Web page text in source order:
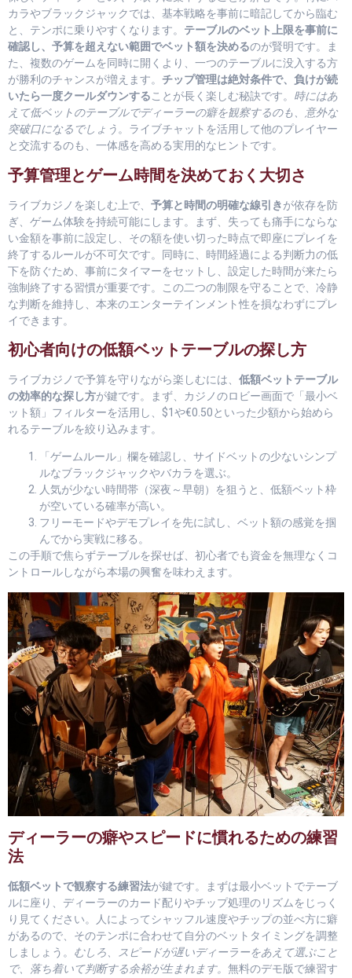
カラやブラックジャックでは、基本戦略を事前に暗記してから臨む
と、テンポに乗りやすくなります。 テーブルのベット上限を事前に
確認し、予算を超えない範囲でベット額を決めるのが賢明です。ま
た、複数のゲームを同時に開くより、一つのテーブルに没入する方
が勝利のチャンスが増えます。 チップ管理は絶対条件で、負けが続
いたら一度クールダウンすることが長く楽しむ秘訣です。 時にはあ
えて低ベットのテーブルでディーラーの癖を観察するのも、意外な
突破口になるでしょう。ライブチャットを活用して他のプレイヤー
と交流するのも、一体感を高める実用的なヒントです。
予算管理とゲーム時間を決めておく大切さ
ライブカジノを楽しむ上で、 予算と時間の明確な線引きが依存を防
ぎ、ゲーム体験を持続可能にします。まず、失っても痛手にならな
い金額を事前に設定し、その額を使い切った時点で即座にプレイを
終了するルールが不可欠です。同時に、時間経過による判断力の低
下を防ぐため、事前にタイマーをセットし、設定した時間が来たら
強制終了する習慣が重要です。この二つの制限を守ることで、冷静
な判断を維持し、本来のエンターテインメント性を損なわずにプレ
イできます。
初心者向けの低額ベットテーブルの探し方
ライブカジノで予算を守りながら楽しむには、 低額ベットテーブル
の効率的な探し方が鍵です。まず、カジノのロビー画面で「最小ベ
ット額」フィルターを活用し、$1や€0.50といった少額から始めら
れるテーブルを絞り込みます。
「ゲームルール」欄を確認し、サイドベットの少ないシンプ
ルなブラックジャックやバカラを選ぶ。
人気が少ない時間帯（深夜～早朝）を狙うと、低額ベット枠
が空いている確率が高い。
フリーモードやデモプレイを先に試し、ベット額の感覚を掴
んでから実戦に移る。
この手順で焦らずテーブルを探せば、初心者でも資金を無理なくコ
ントロールしながら本場の興奮を味わえます。
ディーラーの癖やスピードに慣れるための練習
法
低額ベットで観察する練習法が鍵です。まずは最小ベットでテーブ
ルに座り、ディーラーのカード配りやチップ処理のリズムをじっく
り見てください。人によってシャッフル速度やチップの並べ方に癖
があるので、そのテンポに合わせて自分のベットタイミングを調整
しましょう。 むしろ、スピードが遅いディーラーをあえて選ぶこと
で、落ち着いて判断する余裕が生まれます。 無料のデモ版で練習す